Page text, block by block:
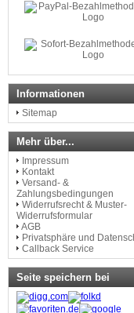
Informationen
Sitemap
Mehr über...
Impressum
Kontakt
Versand- &
Zahlungsbedingungen
Widerrufsrecht & Muster-
Widerrufsformular
AGB
Privatsphäre und
Callback Service
Seite speichern bei